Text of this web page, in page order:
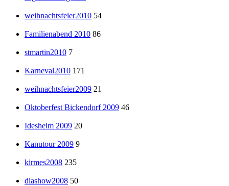
weihnachtsfeier2010 54
Familienabend 2010 86
stmartin2010 7
Karneval2010 171
weihnachtsfeier2009 21
Oktoberfest Bickendorf 2009 46
Idesheim 2009 20
Kanutour 2009 9
kirmes2008 235
diashow2008 50